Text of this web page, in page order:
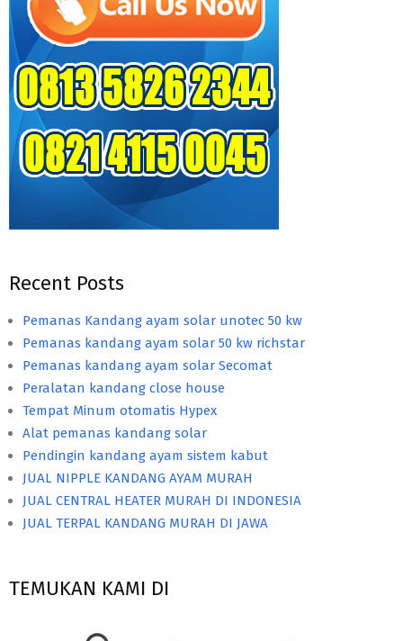
Recent Posts
Pemanas Kandang ayam solar unotec 50 kw
Pemanas kandang ayam solar 50 kw richstar
Pemanas kandang ayam solar Secomat
Peralatan kandang close house
Tempat Minum otomatis Hypex
Alat pemanas kandang solar
Pendingin kandang ayam sistem kabut
JUAL NIPPLE KANDANG AYAM MURAH
JUAL CENTRAL HEATER MURAH DI INDONESIA
JUAL TERPAL KANDANG MURAH DI JAWA
TEMUKAN KAMI DI